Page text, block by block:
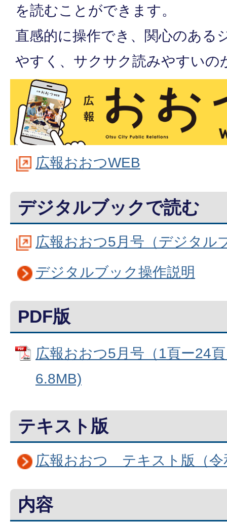
を読むことができます。
直感的に操作でき、関心のある
やすく、サクサク読みやすいの
広報おおつWEB
デジタルブックで読む
広報おおつ5月号（デジタル
デジタルブック操作説明
PDF版
広報おおつ5月号（1頁ー24
6.8MB)
テキスト版
広報おおつ テキスト版（令
内容